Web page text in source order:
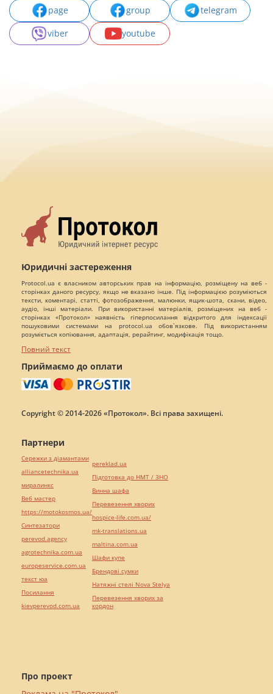
page group
telegram
viber
youtube
Юридичні застереження
Protocol.ua є власником авторських прав на інформацію, розміщену на веб -
сторінках даного ресурсу, якщо не вказано інше. Під інформацією розуміються
тексти, коментарі, статті, фотозображення, малюнки, ящик-шота, скани, відео,
аудіо, інші матеріали. При використанні матеріалів, розміщених на веб -
сторінках «Протокол» наявність гіперпосилання відкритого для індексації
пошуковими системами на protocol.ua обов`язкове. Під використанням
розуміється копіювання, адаптація, рерайтинг, модифікація тощо.
Повний текст
Приймаємо до оплати
Copyright © 2014-2026 «Протокол». Всі права захищені.
Про проект
Партнери
Сережки з діамантами
alliancetechnika.ua
миралинкс
Веб мастер
https://motokosmos.ua/
Синтезатори
perevod.agency
agrotechnika.com.ua
europeservice.com.ua
текст юа
Посилання
kievperevod.com.ua
pereklad.ua
Підготовка до НМТ / ЗНО
Винна шафа
Перевезення хворих
hospice-life.com.ua/
mk-translations.ua
maltina.com.ua
Шафи купе
Брендові сумки
Натяжні стелі Nova Stelya
Перевезення хворих за
кордон